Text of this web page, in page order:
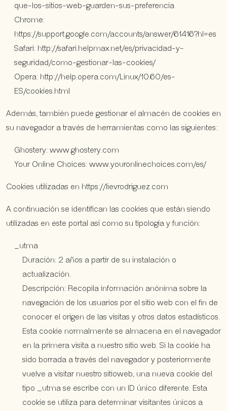
que-los-sitios-web-guarden-sus-preferencia
Chrome:
https://support.google.com/accounts/answer/61416?hl=es
Safari: http://safari.helpmax.net/es/privacidad-y-
seguridad/como-gestionar-las-cookies/
Opera: http://help.opera.com/Linux/10.60/es-
ES/cookies.html
Además, también puede gestionar el almacén de cookies en
su navegador a través de herramientas como las siguientes:
Ghostery: www.ghostery.com
Your Online Choices: www.youronlinechoices.com/es/
Cookies utilizadas en https://lievrodriguez.com
A continuación se identifican las cookies que están siendo
utilizadas en este portal así como su tipología y función:
_utma
Duración: 2 años a partir de su instalación o
actualización.
Descripción: Recopila información anónima sobre la
navegación de los usuarios por el sitio web con el fin de
conocer el origen de las visitas y otros datos estadísticos.
Esta cookie normalmente se almacena en el navegador
en la primera visita a nuestro sitio web. Si la cookie ha
sido borrada a través del navegador y posteriormente
vuelve a visitar nuestro sitioweb, una nueva cookie del
tipo _utma se escribe con un ID único diferente. Esta
cookie se utiliza para determinar visitantes únicos a